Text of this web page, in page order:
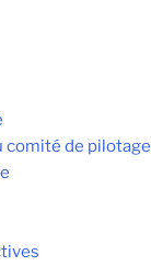
comité de pilotage